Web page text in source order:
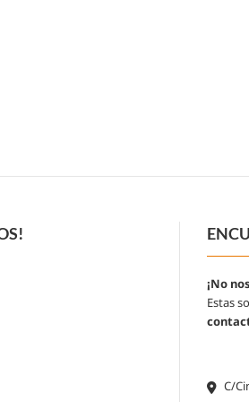
¡No
Estas
C/